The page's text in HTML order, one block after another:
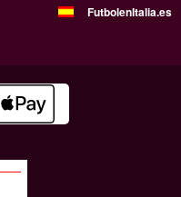
FutbolenItalia.es